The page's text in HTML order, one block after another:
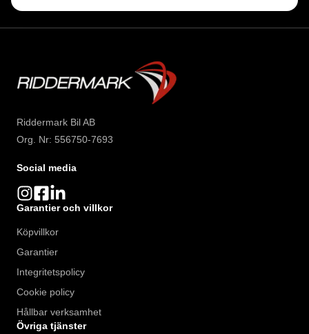
Riddermark Bil AB
Org. Nr: 556750-7693
Social media
Garantier och villkor
Köpvillkor
Garantier
Integritetspolicy
Cookie policy
Hållbar verksamhet
Övriga tjänster